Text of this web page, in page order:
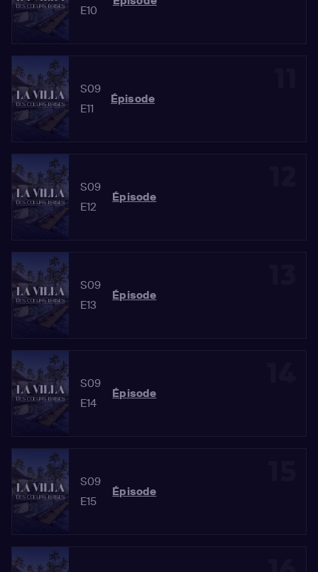
E10
S09
E11
Épisode
S09
E12
Épisode
S09
E13
Épisode
S09
E14
Épisode
S09
E15
Épisode